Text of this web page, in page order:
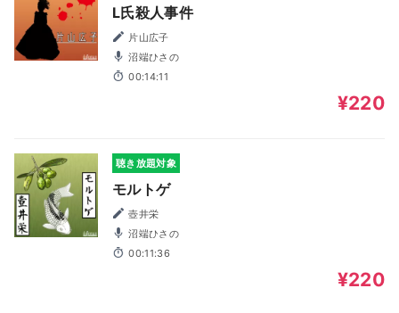
L氏殺人事件
片山広子
沼端ひさの
00:14:11
¥220
聴き放題対象
モルトゲ
壺井栄
沼端ひさの
00:11:36
¥220